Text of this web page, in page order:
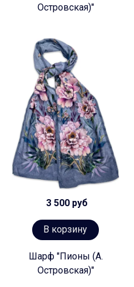
Островская)"
3 500 руб
В корзину
Шарф "Пионы (А.
Островская)"